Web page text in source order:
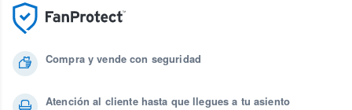
Compra y vende con seguridad
Atención al cliente hasta que llegues a tu asiento